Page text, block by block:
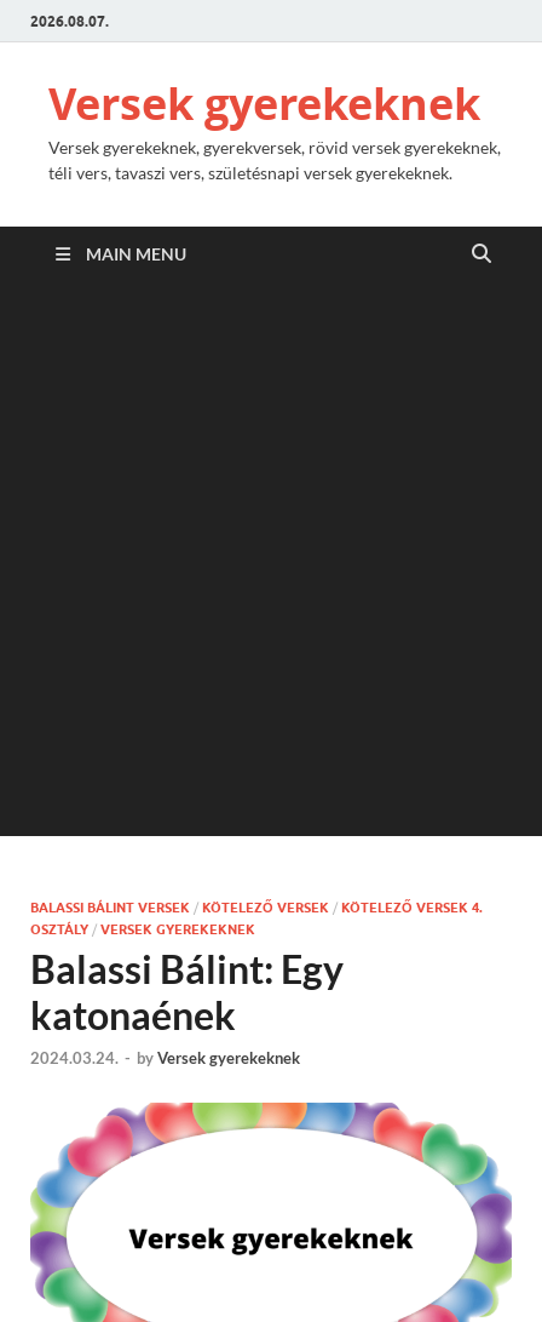
2026.08.07.
Versek gyerekeknek
Versek gyerekeknek, gyerekversek, rövid versek gyerekeknek,
téli vers, tavaszi vers, születésnapi versek gyerekeknek.
MAIN MENU
BALASSI BÁLINT VERSEK / KÖTELEZŐ VERSEK / KÖTELEZŐ VERSEK 4.
OSZTÁLY / VERSEK GYEREKEKNEK
Balassi Bálint: Egy
katonaének
2024.03.24. - byVersek gyerekeknek